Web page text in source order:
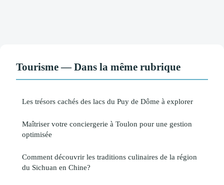
Tourisme — Dans la même rubrique
Les trésors cachés des lacs du Puy de Dôme à explorer
Maîtriser votre conciergerie à Toulon pour une gestion
optimisée
Comment découvrir les traditions culinaires de la région
du Sichuan en Chine?